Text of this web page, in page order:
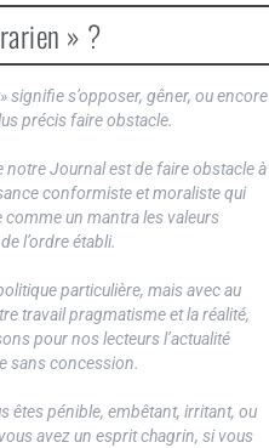
» ?
» signifie s’opposer, gêner, ou encore
précis faire obstacle.
notre Journal est de faire obstacle à
conformiste et moraliste qui
comme un mantra les valeurs
l’ordre établi.
particulière, mais avec au
travail pragmatisme et la réalité,
pour nos lecteurs l’actualité
sans concession.
êtes pénible, embêtant, irritant, ou
avez un esprit chagrin, si vous